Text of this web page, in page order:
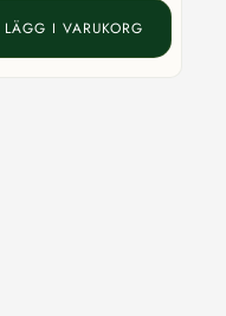
LÄGG I VARUKORG